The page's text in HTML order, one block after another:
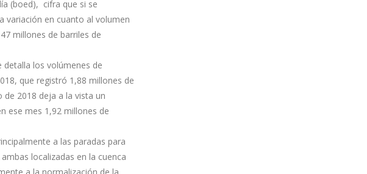
(boed), cifra que si se
variación en cuanto al volumen
millones de barriles de
detalla los volúmenes de
que registró 1,88 millones de
2018 deja a la vista un
ese mes 1,92 millones de
a las paradas para
localizadas en la cuenca